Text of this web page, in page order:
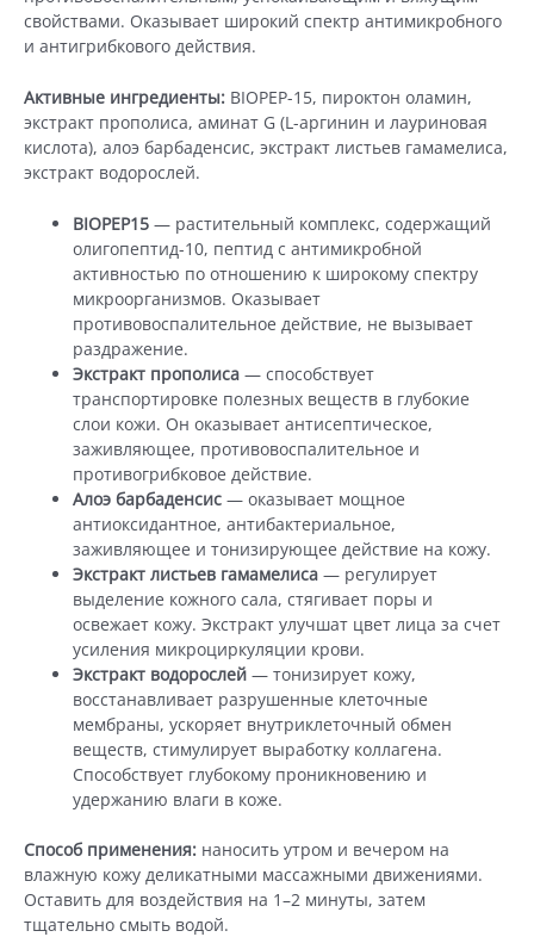
свойствами. Оказывает широкий спектр антимикробного
и антигрибкового действия.
Активные ингредиенты: BIOPEP-15, пироктон оламин,
экстракт прополиса, аминат G (L-аргинин и лауриновая
кислота), алоэ барбаденсис, экстракт листьев гамамелиса,
экстракт водорослей.
BIOPEP15 — растительный комплекс, содержащий
олигопептид-10, пептид с антимикробной
активностью по отношению к широкому спектру
микроорганизмов. Оказывает
противовоспалительное действие, не вызывает
раздражение.
Экстракт прополиса — способствует
транспортировке полезных веществ в глубокие
слои кожи. Он оказывает антисептическое,
заживляющее, противовоспалительное и
противогрибковое действие.
Алоэ барбаденсис — оказывает мощное
антиоксидантное, антибактериальное,
заживляющее и тонизирующее действие на кожу.
Экстракт листьев гамамелиса — регулирует
выделение кожного сала, стягивает поры и
освежает кожу. Экстракт улучшат цвет лица за счет
усиления микроциркуляции крови.
Экстракт водорослей — тонизирует кожу,
восстанавливает разрушенные клеточные
мембраны, ускоряет внутриклеточный обмен
веществ, стимулирует выработку коллагена.
Способствует глубокому проникновению и
удержанию влаги в коже.
Способ применения: наносить утром и вечером на
влажную кожу деликатными массажными движениями.
Оставить для воздействия на 1–2 минуты, затем
тщательно смыть водой.